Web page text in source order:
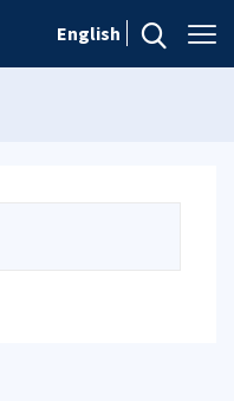
English